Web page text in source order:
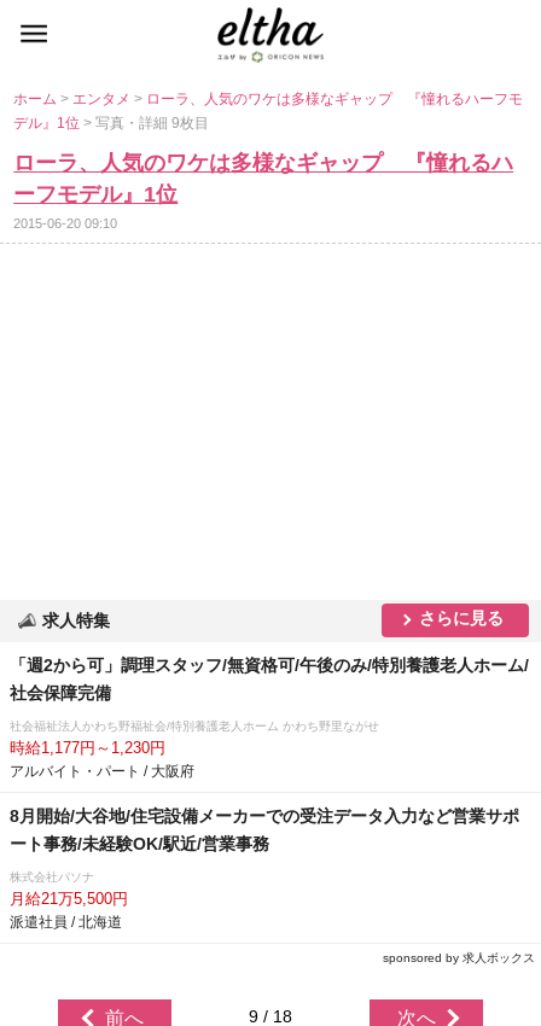
ホーム> エンタメ> ローラ、人気のワケは多様なギャップ 『憧れるハーフモ
デル』1位> 写真・詳細 9枚目
ローラ、人気のワケは多様なギャップ 『憧れるハ
ーフモデル』1位
2015-06-20 09:10
求人特集 さらに見る
「週2から可」調理スタッフ/無資格可/午後のみ/特別養護老人ホーム/
社会保障完備
社会福祉法人かわち野福祉会/特別養護老人ホーム かわち野里ながせ
時給1,177円～1,230円
アルバイト・パート / 大阪府
8月開始/大谷地/住宅設備メーカーでの受注データ入力など営業サポ
ート事務/未経験OK/駅近/営業事務
株式会社パソナ
月給21万5,500円
派遣社員 / 北海道
sponsored by 求人ボックス
前へ 9 / 18 次へ